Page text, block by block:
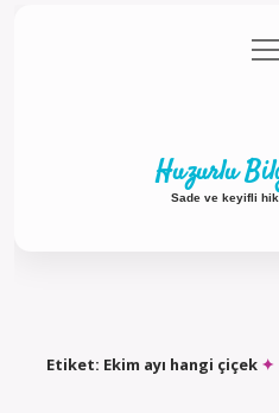
Gizlilik
aç
Huzurlu
Sade ve keyifli
Etiket: Ekim ayı hangi çiçek